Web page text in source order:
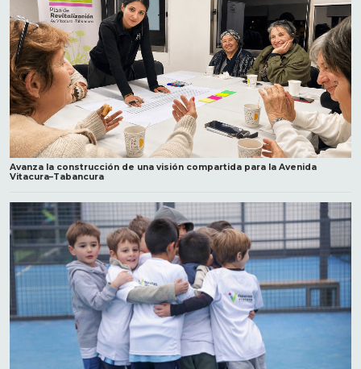
Avanza la construcción de una visión compartida para la Avenida
Vitacura–Tabancura